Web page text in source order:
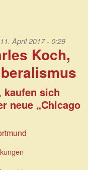
April 2017 - 0:29
Koch,
kaufen sich
neue „Chicago